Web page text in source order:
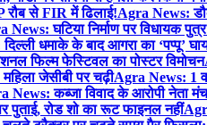
से FIR में ढिलाई!Agra News:
News: घटिया निर्माण पर विधायक
धमाके के बाद आगरा का ‘पप्पू’
फिल्म फेस्टिवल का पोस्टर विमोचन
जेसीबी पर चढ़ीAgra News: 1
News: कब्जा विवाद के आरोपी नेता
पुताई, रोड शो का रूट फाइनल नहीं